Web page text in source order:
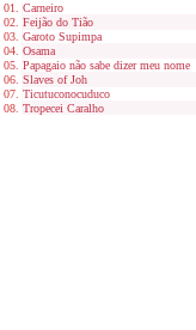
Carneiro
Feijão do Tião
Garoto Supimpa
Osama
Papagaio não sabe dizer meu nome
Slaves of Joh
Ticutuconocuduco
Tropecei Caralho